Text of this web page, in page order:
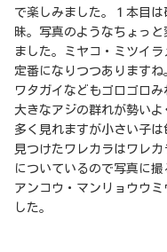
で楽しみました。１本目
昧。写真のようなちょっ
ました。ミヤコ・ミツイ
定番になりつつあります
ワタガイなどもゴロゴロ
大きなアジの群れが勢い
多く見れますが小さい子
見つけたワレカラはワレ
についているので写真に
アンコウ・マンリョウウ
した。